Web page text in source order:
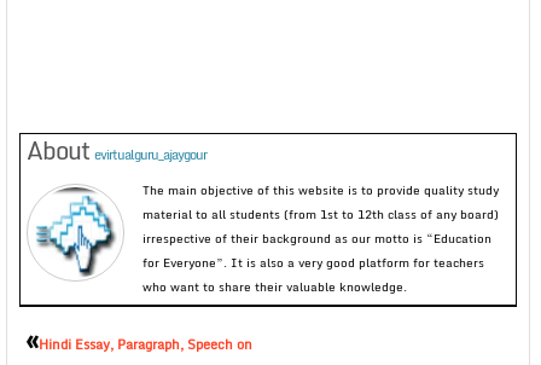
About evirtualguru_ajaygour
The main objective of this website is to provide quality study
material to all students (from 1st to 12th class of any board)
irrespective of their background as our motto is “Education
for Everyone”. It is also a very good platform for teachers
who want to share their valuable knowledge.
«Hindi Essay, Paragraph, Speech on